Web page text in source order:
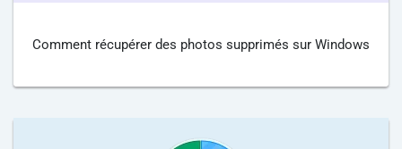
Comment récupérer des photos supprimés sur Windows